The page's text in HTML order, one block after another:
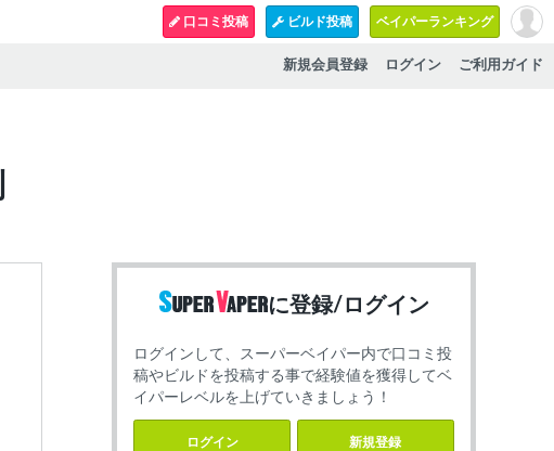
口コミ投稿 ビルド投稿 ベイパーランキング
ご利用ガイド
ログイン
新規会員登録
に登録/ログイン
ログインして、スーパーベイパー内で口コミ投
稿やビルドを投稿する事で経験値を獲得してベ
イパーレベルを上げていきましょう！
ログイン 新規登録